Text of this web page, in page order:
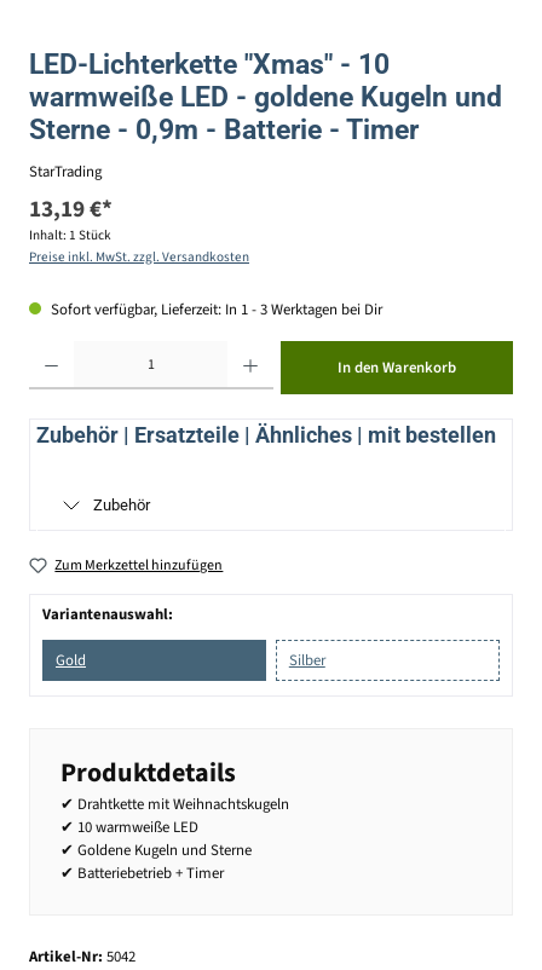
LED-Lichterkette "Xmas" - 10
warmweiße LED - goldene Kugeln und
Sterne - 0,9m - Batterie - Timer
StarTrading
13,19 €*
Inhalt: 1 Stück
Preise inkl. MwSt. zzgl. Versandkosten
Sofort verfügbar, Lieferzeit: In 1 - 3 Werktagen bei Dir
In den Warenkorb
Zubehör | Ersatzteile | Ähnliches | mit bestellen
Zubehör
Zum Merkzettel hinzufügen
Variantenauswahl:
Gold Silber
Produktdetails
✔ Drahtkette mit Weihnachtskugeln
✔ 10 warmweiße LED
✔ Goldene Kugeln und Sterne
✔ Batteriebetrieb + Timer
Artikel-Nr: 5042